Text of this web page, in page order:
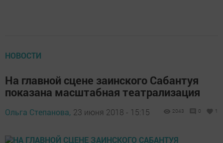
НОВОСТИ
На главной сцене заинского Сабантуя
показана масштабная театрализация
Ольга Степанова, 23 июня 2018 - 15:15 2043 0 1